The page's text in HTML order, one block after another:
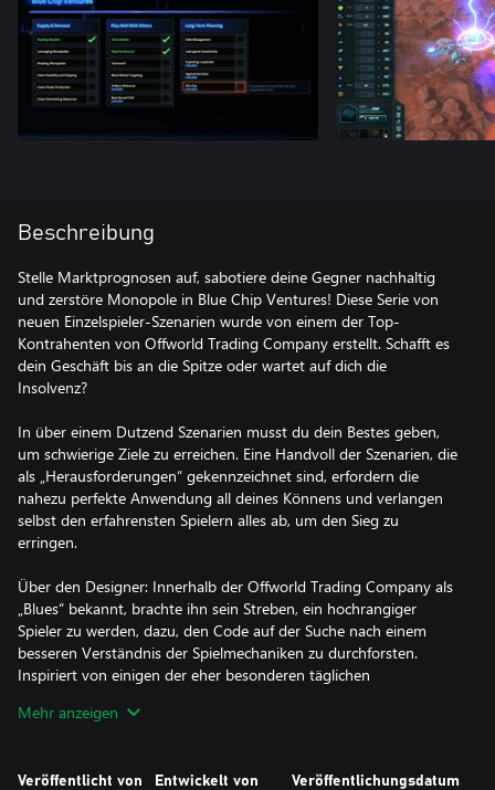
Beschreibung
Stelle Marktprognosen auf, sabotiere deine Gegner nachhaltig
und zerstöre Monopole in Blue Chip Ventures! Diese Serie von
neuen Einzelspieler-Szenarien wurde von einem der Top-
Kontrahenten von Offworld Trading Company erstellt. Schafft es
dein Geschäft bis an die Spitze oder wartet auf dich die
Insolvenz?
In über einem Dutzend Szenarien musst du dein Bestes geben,
um schwierige Ziele zu erreichen. Eine Handvoll der Szenarien, die
als „Herausforderungen“ gekennzeichnet sind, erfordern die
nahezu perfekte Anwendung all deines Könnens und verlangen
selbst den erfahrensten Spielern alles ab, um den Sieg zu
erringen.
Über den Designer: Innerhalb der Offworld Trading Company als
„Blues“ bekannt, brachte ihn sein Streben, ein hochrangiger
Spieler zu werden, dazu, den Code auf der Suche nach einem
besseren Verständnis der Spielmechaniken zu durchforsten.
Inspiriert von einigen der eher besonderen täglichen
erstellen, die neue und interessante Einzelspieler-Erlebnisse
Mehr anzeigen
Veröffentlicht von Entwickelt von Veröffentlichungsdatum